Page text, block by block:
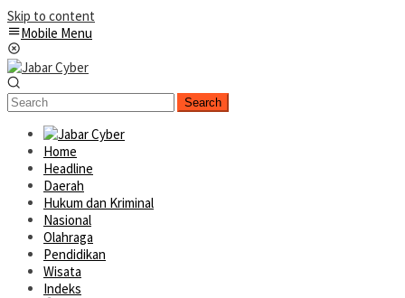
Skip to content
Mobile Menu
Search
Home
Headline
Daerah
Hukum dan Kriminal
Nasional
Olahraga
Pendidikan
Wisata
Indeks